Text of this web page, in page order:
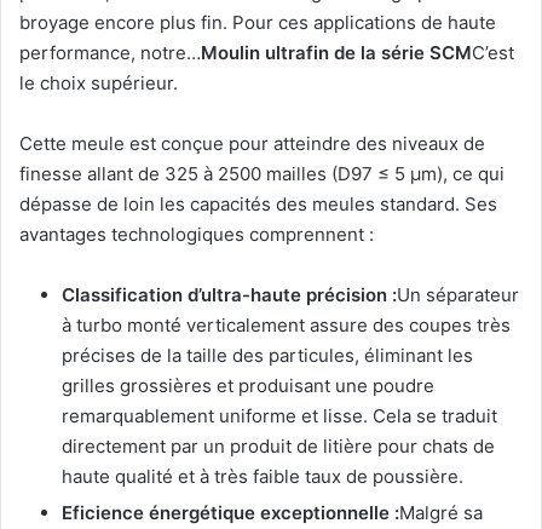
broyage encore plus fin. Pour ces applications de haute
performance, notre…Moulin ultrafin de la série SCMC’est
le choix supérieur.
Cette meule est conçue pour atteindre des niveaux de
finesse allant de 325 à 2500 mailles (D97 ≤ 5 μm), ce qui
dépasse de loin les capacités des meules standard. Ses
avantages technologiques comprennent :
Classification d’ultra-haute précision :Un séparateur
à turbo monté verticalement assure des coupes très
précises de la taille des particules, éliminant les
grilles grossières et produisant une poudre
remarquablement uniforme et lisse. Cela se traduit
directement par un produit de litière pour chats de
haute qualité et à très faible taux de poussière.
Eficience énergétique exceptionnelle :Malgré sa